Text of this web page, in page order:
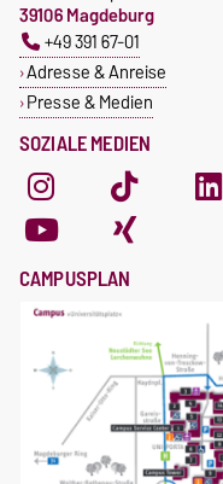
SOZIALE MEDIEN
39106 Magdeburg
+49 391 67-01
Adresse & Anreise
Presse & Medien
CAMPUSPLAN